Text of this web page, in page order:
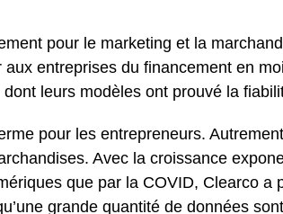
pour le marketing et la
entreprises du financement en
leurs modèles ont prouvé la
pour les entrepreneurs.
Avec la croissance
que par la COVID, Clearco a
grande quantité de données